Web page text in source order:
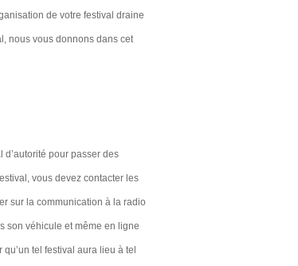
de votre festival draine
nous vous donnons dans cet
pour passer des
vous devez contacter les
sur la communication à la radio
son véhicule et même en ligne
tel festival aura lieu à tel